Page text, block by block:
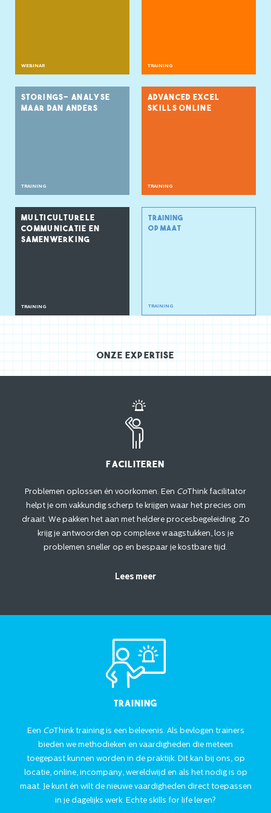
WEBINAR TRAINING
STORINGS- ANALYSE
MAAR DAN ANDERS
TRAINING
ADVANCED EXCEL
SKILLS ONLINE
TRAINING
MULTICULTURELE
COMMUNICATIE EN
SAMENWERKING
TRAINING
TRAINING
OP MAAT
TRAINING
Onze expertise
Faciliteren
Problemen oplossen én voorkomen. Een CoThink facilitator
helpt je om vakkundig scherp te krijgen waar het precies om
draait. We pakken het aan met heldere procesbegeleiding. Zo
krijg je antwoorden op complexe vraagstukken, los je
problemen sneller op en bespaar je kostbare tijd.
Lees meer
Training
Een CoThink training is een belevenis. Als bevlogen trainers
bieden we methodieken en vaardigheden die meteen
toegepast kunnen worden in de praktijk. Dit kan bij ons, op
locatie, online, incompany, wereldwijd en als het nodig is op
maat. Je kunt én wilt de nieuwe vaardigheden direct toepassen
in je dagelijks werk. Echte skills for life leren?